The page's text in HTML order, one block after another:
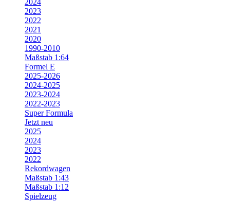
2024
2023
2022
2021
2020
1990-2010
Maßstab 1:64
Formel E
2025-2026
2024-2025
2023-2024
2022-2023
Super Formula
Jetzt neu
2025
2024
2023
2022
Rekordwagen
Maßstab 1:43
Maßstab 1:12
Spielzeug